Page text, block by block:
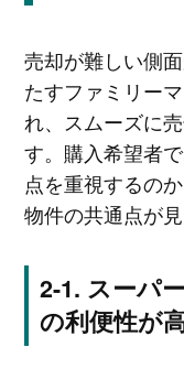
売却が難しい側
たすファミリー
れ、スムーズに
す。購入希望者
点を重視するの
物件の共通点が見
スーパ
の利便性が